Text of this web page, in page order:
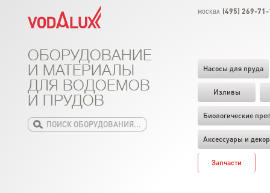
МОСКВА (495) 269-
Насосы для пруда
Изливы
Биологические
Аксессуары и декор
Запчасти
ОБОРУДОВАНИЕ
И МАТЕРИАЛЫ
ДЛЯ ВОДОЕМОВ
И ПРУДОВ